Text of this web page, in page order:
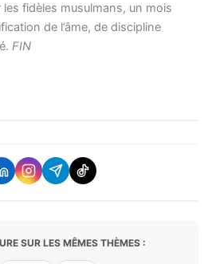
fidèles musulmans, un mois
de l’âme, de discipline
FIN
SUR LES MÊMES THÈMES :